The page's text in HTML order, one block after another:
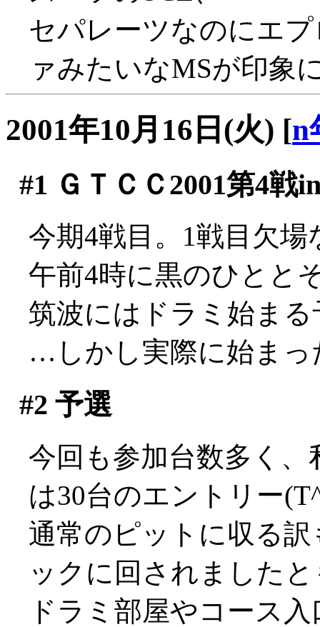
セパレーツなのにエ
ァみたいなMSが印象
2001年10月16日(火) [n
#1 ＧＴＣＣ2001第4戦
今期4戦目。1戦目欠
午前4時に黒のひとと
筑波にはドラミ始ま
…しかし実際に始まっ
#2 予選
今回も参加台数多く
は30台のエントリー
通常のピットに収る
ックに回されました
ドラミ部屋やコース